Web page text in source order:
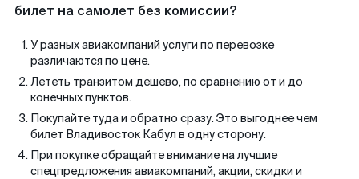
билет на самолет без комиссии?
У разных авиакомпаний услуги по перевозке
различаются по цене.
Лететь транзитом дешево, по сравнению от и до
конечных пунктов.
Покупайте туда и обратно сразу. Это выгоднее чем
билет Владивосток Кабул в одну сторону.
При покупке обращайте внимание на лучшие
спецпредложения авиакомпаний, акции, скидки и